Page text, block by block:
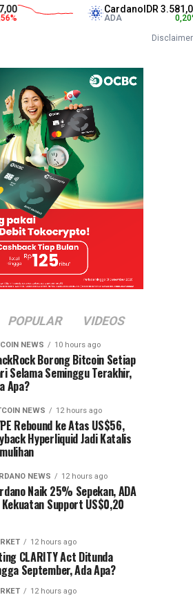
CardanoIDR 3.581,00
Disclaimer
POPULAR VIDEOS
NEWS 10 hours ago
Borong Bitcoin Setiap
Selama Seminggu Terakhir,
Apa?
NEWS 12 hours ago
Rebound ke Atas US$56,
Hyperliquid Jadi Katalis
NEWS 12 hours ago
Naik 25% Sepekan, ADA
Kekuatan Support US$0,20
12 hours ago
CLARITY Act Ditunda
September, Ada Apa?
12 hours ago